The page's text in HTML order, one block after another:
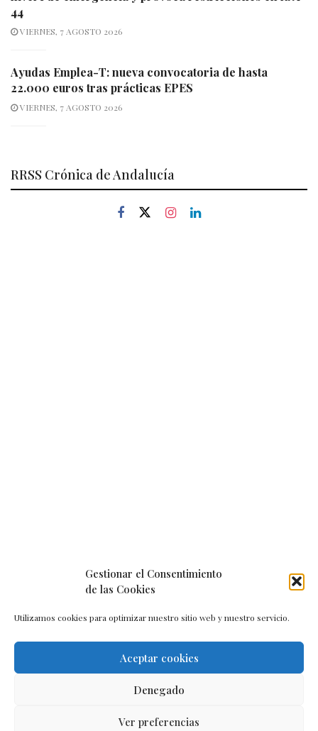
Gestionar el Consentimiento
de las Cookies
Utilizamos cookies para optimizar nuestro sitio web y nuestro servicio.
Aceptar cookies
Denegado
Ver preferencias
44
VIERNES, 7 AGOSTO 2026
Ayudas Emplea-T: nueva convocatoria de hasta
22.000 euros tras prácticas EPES
VIERNES, 7 AGOSTO 2026
RRSS Crónica de Andalucía
Política de cookies